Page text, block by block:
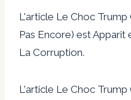
L'article Le Choc Trump
Pas Encore) est Apparit
La Corruption.
L'article Le Choc Trump